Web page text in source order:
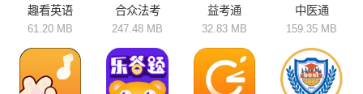
录随时保存，打破时间与空间限
制。按需选择对应软件，系统化
开展学习，高效提升知识储备与
综合能力。
趣看英语
61.20 MB
合众法考
247.48 MB
益考通
32.83 MB
中医通
159.35 MB